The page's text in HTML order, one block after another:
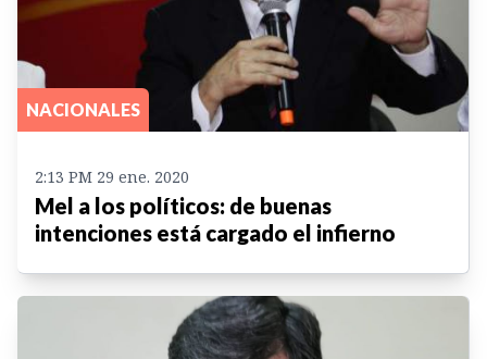
NACIONALES
2:13 PM 29 ene. 2020
Mel a los políticos: de buenas
intenciones está cargado el infierno